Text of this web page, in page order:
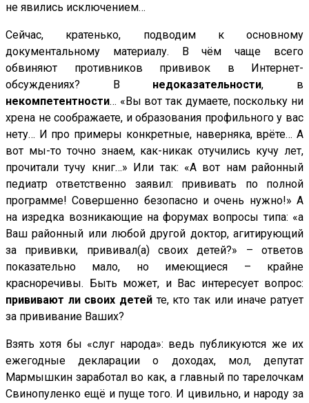
не явились исключением…
Сейчас, кратенько, подводим к основному
документальному материалу. В чём чаще всего
обвиняют противников прививок в Интернет-
обсуждениях? В недоказательности, в
некомпетентности… «Вы вот так думаете, поскольку ни
хрена не соображаете, и образования профильного у вас
нету… И про примеры конкретные, наверняка, врёте… А
вот мы-то точно знаем, как-никак отучились кучу лет,
прочитали тучу книг…» Или так: «А вот нам районный
педиатр ответственно заявил: прививать по полной
программе! Совершенно безопасно и очень нужно!» А
на изредка возникающие на форумах вопросы типа: «а
Ваш районный или любой другой доктор, агитирующий
за прививки, прививал(а) своих детей?» – ответов
показательно мало, но имеющиеся – крайне
красноречивы. Быть может, и Вас интересует вопрос:
прививают ли своих детей те, кто так или иначе ратует
за прививание Ваших?
Взять хотя бы «слуг народа»: ведь публикуются же их
ежегодные декларации о доходах, мол, депутат
Мармышкин заработал во как, а главный по тарелочкам
Свинопуленко ещё и пуще того. И цивильно, и народу за